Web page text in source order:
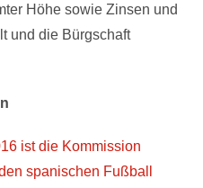
Höhe sowie Zinsen und
und die Bürgschaft
ist die Kommission
spanischen Fußball